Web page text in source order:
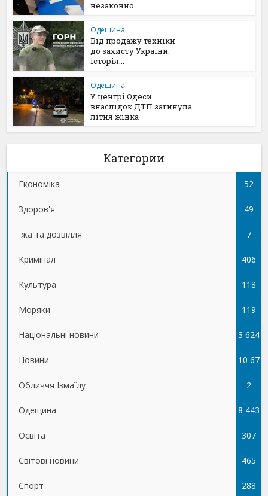
незаконно...
Одещина
Від продажу техніки —
до захисту України:
історія...
Одещина
У центрі Одеси
внаслідок ДТП загинула
літня жінка
Категории
Економіка 52
Здоров'я 49
Їжа та дозвілля 7
Кримінал 406
Культура 118
Моряки 119
Національні новини 3 624
Новини 10 67
5
Обличчя Ізмаїлу 2
Одещина 8 443
Освіта 307
Світові новини 465
Спорт 288